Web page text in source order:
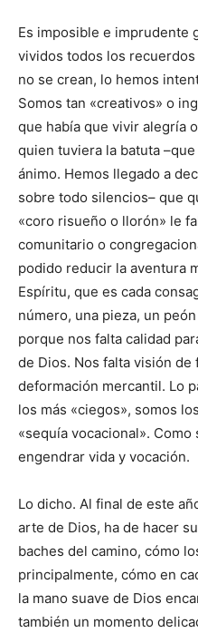
Es imposible e imprudente
vividos todos los
no se crean, lo hemos
Somos tan «creativos» o
que había que vivir alegría
quien tuviera la batuta
ánimo. Hemos llegado a
sobre todo silencios– que
«coro risueño o llorón» le
comunitario o
podido reducir la aventura
Espíritu, que es cada
número, una pieza, un
porque nos falta calidad
de Dios. Nos falta visión de
deformación mercantil. Lo
los más «ciegos», somos
«sequía vocacional».
engendrar vida y vocación.
Lo dicho. Al final de este
arte de Dios, ha de hacer
baches del camino, cómo
principalmente, cómo en
la mano suave de Dios
también un momento